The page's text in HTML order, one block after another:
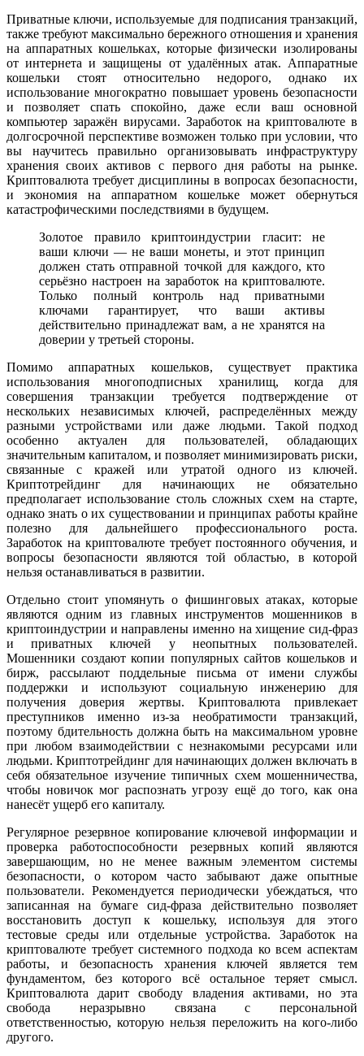
Приватные ключи, используемые для подписания транзакций,
также требуют максимально бережного отношения и хранения
на аппаратных кошельках, которые физически изолированы
от интернета и защищены от удалённых атак. Аппаратные
кошельки стоят относительно недорого, однако их
использование многократно повышает уровень безопасности
и позволяет спать спокойно, даже если ваш основной
компьютер заражён вирусами. Заработок на криптовалюте в
долгосрочной перспективе возможен только при условии, что
вы научитесь правильно организовывать инфраструктуру
хранения своих активов с первого дня работы на рынке.
Криптовалюта требует дисциплины в вопросах безопасности,
и экономия на аппаратном кошельке может обернуться
катастрофическими последствиями в будущем.
Золотое правило криптоиндустрии гласит: не
ваши ключи — не ваши монеты, и этот принцип
должен стать отправной точкой для каждого, кто
серьёзно настроен на заработок на криптовалюте.
Только полный контроль над приватными
ключами гарантирует, что ваши активы
действительно принадлежат вам, а не хранятся на
доверии у третьей стороны.
Помимо аппаратных кошельков, существует практика
использования многоподписных хранилищ, когда для
совершения транзакции требуется подтверждение от
нескольких независимых ключей, распределённых между
разными устройствами или даже людьми. Такой подход
особенно актуален для пользователей, обладающих
значительным капиталом, и позволяет минимизировать риски,
связанные с кражей или утратой одного из ключей.
Криптотрейдинг для начинающих не обязательно
предполагает использование столь сложных схем на старте,
однако знать о их существовании и принципах работы крайне
полезно для дальнейшего профессионального роста.
Заработок на криптовалюте требует постоянного обучения, и
вопросы безопасности являются той областью, в которой
нельзя останавливаться в развитии.
Отдельно стоит упомянуть о фишинговых атаках, которые
являются одним из главных инструментов мошенников в
криптоиндустрии и направлены именно на хищение сид-фраз
и приватных ключей у неопытных пользователей.
Мошенники создают копии популярных сайтов кошельков и
бирж, рассылают поддельные письма от имени службы
поддержки и используют социальную инженерию для
получения доверия жертвы. Криптовалюта привлекает
преступников именно из-за необратимости транзакций,
поэтому бдительность должна быть на максимальном уровне
при любом взаимодействии с незнакомыми ресурсами или
людьми. Криптотрейдинг для начинающих должен включать в
себя обязательное изучение типичных схем мошенничества,
чтобы новичок мог распознать угрозу ещё до того, как она
нанесёт ущерб его капиталу.
Регулярное резервное копирование ключевой информации и
проверка работоспособности резервных копий являются
завершающим, но не менее важным элементом системы
безопасности, о котором часто забывают даже опытные
пользователи. Рекомендуется периодически убеждаться, что
записанная на бумаге сид-фраза действительно позволяет
восстановить доступ к кошельку, используя для этого
тестовые среды или отдельные устройства. Заработок на
криптовалюте требует системного подхода ко всем аспектам
работы, и безопасность хранения ключей является тем
фундаментом, без которого всё остальное теряет смысл.
Криптовалюта дарит свободу владения активами, но эта
свобода неразрывно связана с персональной
ответственностью, которую нельзя переложить на кого-либо
другого.